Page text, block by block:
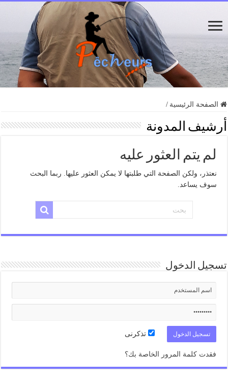
الصفحة الرئيسية /
أرشيف المدونة
لم يتم العثور عليه
نعتذر، ولكن الصفحة التي طلبتها لا يمكن العثور عليها. ربما البحث
سوف يساعد.
تسجيل الدخول
تذكرنى
فقدت كلمة المرور الخاصة بك؟